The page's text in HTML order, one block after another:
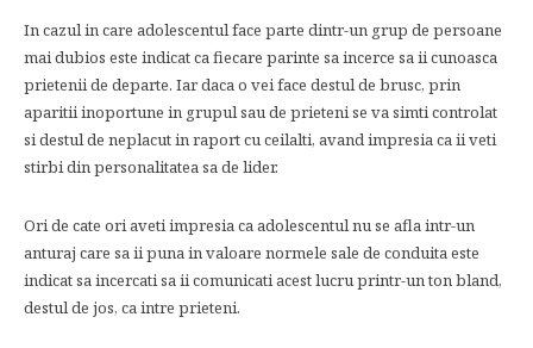
In cazul in care adolescentul face parte dintr-un grup de persoane
mai dubios este indicat ca fiecare parinte sa incerce sa ii cunoasca
prietenii de departe. Iar daca o vei face destul de brusc, prin
aparitii inoportune in grupul sau de prieteni se va simti controlat
si destul de neplacut in raport cu ceilalti, avand impresia ca ii veti
stirbi din personalitatea sa de lider.
Ori de cate ori aveti impresia ca adolescentul nu se afla intr-un
anturaj care sa ii puna in valoare normele sale de conduita este
indicat sa incercati sa ii comunicati acest lucru printr-un ton bland,
destul de jos, ca intre prieteni.